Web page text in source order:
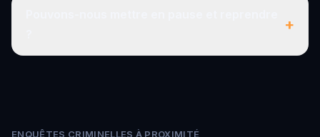
+
ENQUÊTES CRIMINELLES À PROXIMITÉ